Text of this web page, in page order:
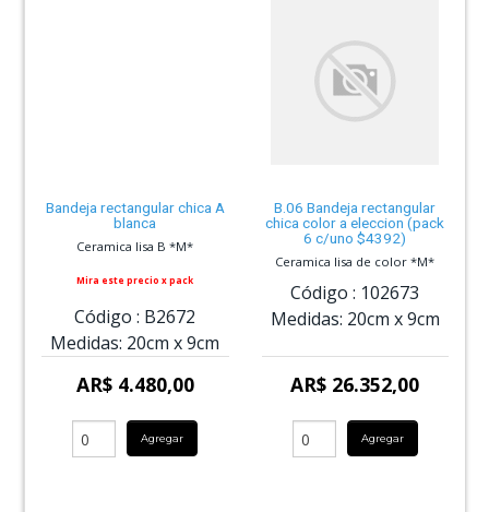
Bandeja rectangular chica A
blanca
Ceramica lisa B *M*
Mira este precio x pack
Código : B2672
Medidas: 20cm x9cm
AR$ 4.480,00
Agregar
B.06 Bandeja rectangular
chica color a eleccion (pack
6 c/uno $4392)
Ceramica lisa de color *M*
Código : 102673
Medidas: 20cm x9cm
AR$ 26.352,00
Agregar